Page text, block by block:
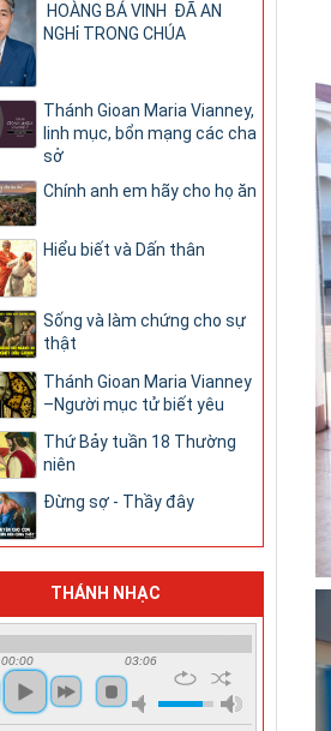
HOÀNG BÁ VINH ĐÃ AN
NGHỉ TRONG CHÚA
Thánh Gioan Maria Vianney,
linh mục, bổn mạng các cha
sở
Chính anh em hãy cho họ ăn
Hiểu biết và Dấn thân
Sống và làm chứng cho sự
thật
Thánh Gioan Maria Vianney
–Người mục tử biết yêu
Thứ Bảy tuần 18 Thường
niên
Đừng sợ - Thầy đây
THÁNH NHẠC
00:00 03:06